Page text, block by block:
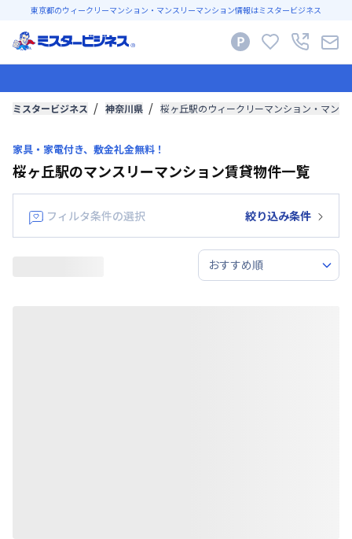
東京都のウィークリーマンション・マンスリーマンション情報はミスタービジネス
ミスタービジネス 神奈川県 桜ヶ丘駅のウィークリーマンション・マン
家具・家電付き、敷金礼金無料！
桜ヶ丘駅のマンスリーマンション賃貸物件一覧
フィルタ条件の選択 絞り込み条件